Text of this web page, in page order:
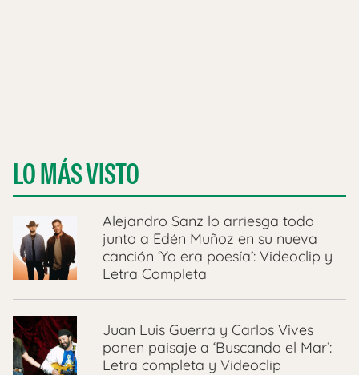
LO MÁS VISTO
Alejandro Sanz lo arriesga todo
junto a Edén Muñoz en su nueva
canción ‘Yo era poesía’: Videoclip y
Letra Completa
Juan Luis Guerra y Carlos Vives
ponen paisaje a ‘Buscando el Mar’:
Letra completa y Videoclip